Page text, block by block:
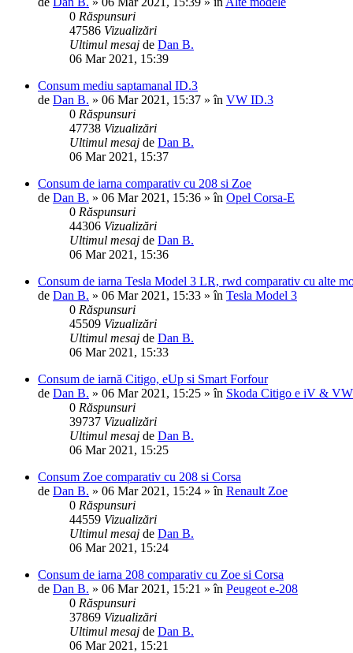
0 Răspunsuri
47586 Vizualizări
Ultimul mesaj de Dan B.
06 Mar 2021, 15:39
Consum mediu saptamanal ID.3
de Dan B. » 06 Mar 2021, 15:37 » în VW ID.3
0 Răspunsuri
47738 Vizualizări
Ultimul mesaj de Dan B.
06 Mar 2021, 15:37
Consum de iarna comparativ cu 208 si Zoe
de Dan B. » 06 Mar 2021, 15:36 » în Opel Corsa-E
0 Răspunsuri
44306 Vizualizări
Ultimul mesaj de Dan B.
06 Mar 2021, 15:36
Consum de iarna Tesla Model 3 LR, rwd comparativ cu alte
de Dan B. » 06 Mar 2021, 15:33 » în Tesla Model 3
0 Răspunsuri
45509 Vizualizări
Ultimul mesaj de Dan B.
06 Mar 2021, 15:33
Consum de iarnă Citigo, eUp si Smart Forfour
de Dan B. » 06 Mar 2021, 15:25 » în Skoda Citigo e iV &
0 Răspunsuri
39737 Vizualizări
Ultimul mesaj de Dan B.
06 Mar 2021, 15:25
Consum Zoe comparativ cu 208 si Corsa
de Dan B. » 06 Mar 2021, 15:24 » în Renault Zoe
0 Răspunsuri
44559 Vizualizări
Ultimul mesaj de Dan B.
06 Mar 2021, 15:24
Consum de iarna 208 comparativ cu Zoe si Corsa
de Dan B. » 06 Mar 2021, 15:21 » în Peugeot e-208
0 Răspunsuri
37869 Vizualizări
Ultimul mesaj de Dan B.
06 Mar 2021, 15:21